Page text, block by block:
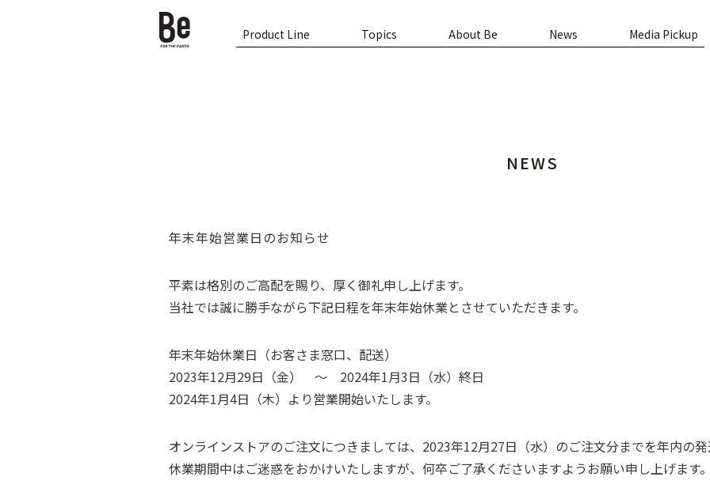
Product Line Topics About Be News Media Pickup
NEWS
年末年始営業日のお知らせ
平素は格別のご高配を賜り、厚く御礼申し上げます。
当社では誠に勝手ながら下記日程を年末年始休業とさせていただきます。
年末年始休業日（お客さま窓口、配送）
2023年12月29日（金） ～ 2024年1月3日（水）終日
2024年1月4日（木）より営業開始いたします。
オンラインストアのご注文につきましては、2023年12月27日（水）のご注文分までを年内の発
休業期間中はご迷惑をおかけいたしますが、何卒ご了承くださいますようお願い申し上げます。